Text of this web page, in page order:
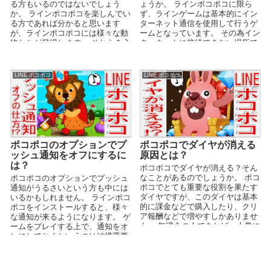
る方もいるのではないでしょう
か。 ラインポコポコを楽しんでい
る方であれば分かると思います
が、ラインポコポコには様々な動
物たちが登場します。 それらを入
ょうか。 ラインポコポコに限ら
ず、ラインゲームは基本的にイン
ターネット通信を使用して行うゲ
ームとなっています。 その為イン
ターネットに接続できない場所で
LINE ポコポコ
ポコポコのオプションでプ
ッシュ通知をオフにするに
は？
ポコポコのオプションでプッシュ
通知がうるさいという方も中には
いるかもしれません。 ラインポコ
ポコをインストールすると、様々
な通知が来るようになります。 ゲ
ームをプレイする上で、通知をオ
ンにしておくというのは結構重要
LINE ポコポコ
ポコポコでダイヤが消える
原因とは？
ポコポコでダイヤが消える？そん
なことがあるのでしょうか。 ポコ
ポコでとても重要な役割を果たす
ダイヤですが、このダイヤは基本
的に課金などで購入したり、クリ
ア報酬などで増やすしかありませ
ん。 無課金の人であれば、大量に